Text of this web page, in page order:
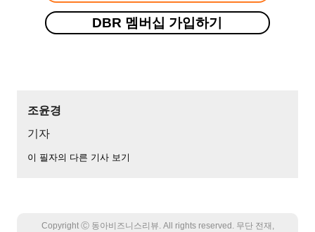
DBR 멤버십 가입하기
조윤경
기자
이 필자의 다른 기사 보기
Copyright Ⓒ 동아비즈니스리뷰. All rights reserved. 무단 전재,